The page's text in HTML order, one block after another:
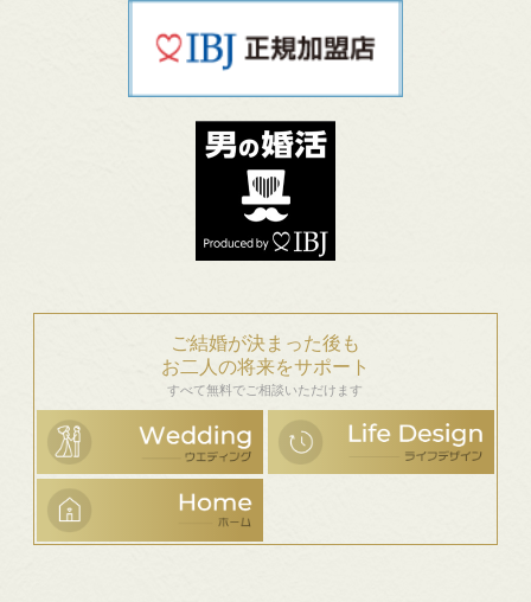
ご結婚が決まった後も
お二人の将来をサポート
すべて無料でご相談いただけます